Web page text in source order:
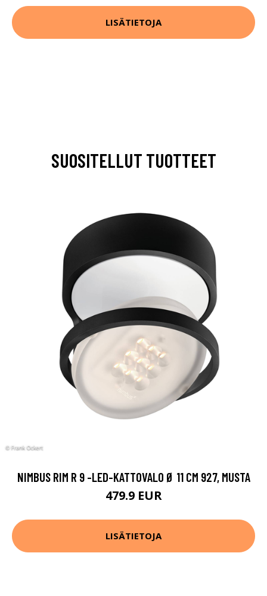
LISÄTIETOJA
SUOSITELLUT TUOTTEET
NIMBUS RIM R 9 -LED-KATTOVALO Ø 11 CM 927, MUSTA
479.9 EUR
LISÄTIETOJA